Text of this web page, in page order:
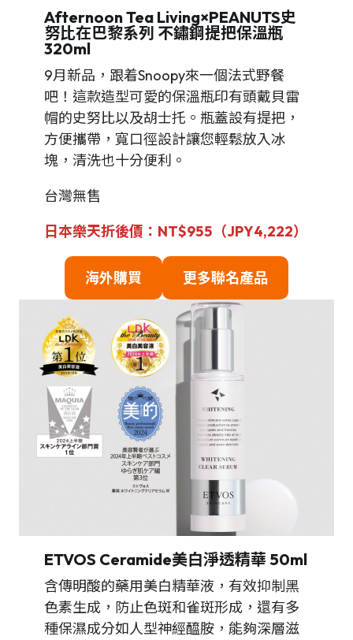
Afternoon Tea Living×PEANUTS史
努比在巴黎系列 不鏽鋼提把保溫瓶
320ml
9月新品，跟着Snoopy來一個法式野餐
吧！這款造型可愛的保溫瓶印有頭戴貝雷
帽的史努比以及胡士托。瓶蓋設有提把，
方便攜帶，寬口徑設計讓您輕鬆放入冰
塊，清洗也十分便利。
台灣無售
日本樂天折後價：NT$955（JPY4,222）
海外購買 更多聯名產品
ETVOS Ceramide美白淨透精華 50ml
含傳明酸的藥用美白精華液，有效抑制黑
色素生成，防止色斑和雀斑形成，還有多
種保濕成分如人型神經醯胺，能夠深層滋